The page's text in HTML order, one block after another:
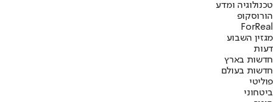
טכנולוגיה ומדע
הורוסקופ
ForReal
מגזין השבוע
דעות
חדשות בארץ
חדשות בעולם
פוליטי
ביטחוני